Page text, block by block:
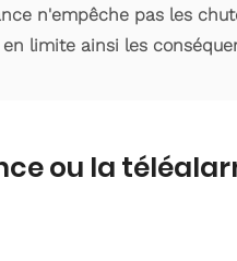
n'empêche pas les
limite ainsi les
ou la